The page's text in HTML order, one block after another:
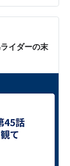
40話でクラ
す。まずは
ころだろうと
イダーの末